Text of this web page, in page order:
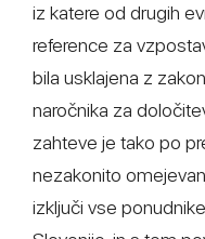
iz katere od drugih
reference za
bila usklajena z
naročnika za
zahteve je tako po
nezakonito
izključi vse